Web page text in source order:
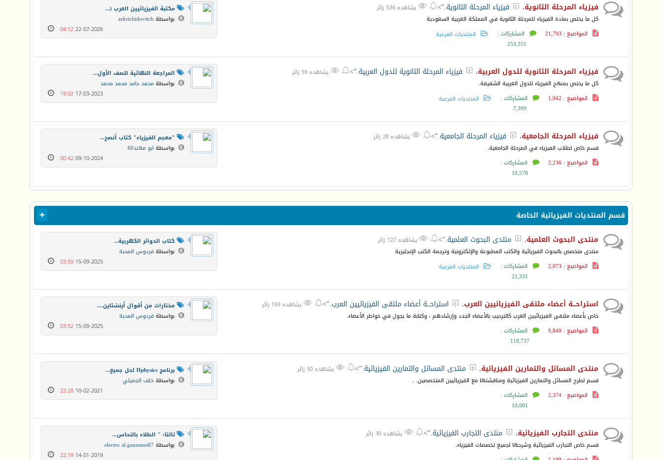
مكتبة الفيزيائيين العرب (...
بواسطةzekrichidovitch
22-07-2026
04:12
فيزياء المرحلة الثانوية.  فيزياء المرحلة الثانوية.">
 يشاهده 534 زائر
كل ما يختص بمادة الفيزياء للمرحلة الثانوية في المملكة العربية السعودية
المواضيع : 21,703
المشاركات :
253,351
المنتديات الفرعية
المراجعة النهائية للصف الأول...
بواسطةمحمد حامد محمد محمد
17-03-2023
19:02
فيزياء المرحلة الثانوية للدول العربية.  فيزياء المرحلة الثانوية للدول العربية.">
 يشاهده 59 زائر
كل ما يختص بمنهج الفيزياء للدول العربية الشقيقة.
المواضيع : 1,042
المشاركات :
7,399
المنتديات الفرعية
"معجم الفيزياء" كتاب أنصح...
بواسطة ابو مهند60
09-10-2024
00:42
فيزياء المرحلة الجامعية.  فيزياء المرحلة الجامعية.">
 يشاهده 28 زائر
قسم خاص لطلاب الفيزياء في المرحلة الجامعية.
المواضيع : 2,236
المشاركات :
10,578
قسم المنتديات الفيزيائية الخاصة
كتاب الدوائر الكهربية...
بواسطةفردوس المحبة
15-09-2025
03:59
منتدى البحوث العلمية.  منتدى البحوث العلمية.">
 يشاهده 127 زائر
منتدى متخصص بالبحوث الفيزيائية والكتب المطبوعة والإلكترونية وترجمة الكتب الإنجليزية
المواضيع : 2,073
المشاركات :
21,331
المنتديات الفرعية
مختارات من أقوال أينشتاين....
بواسطةفردوس المحبة
15-09-2025
03:52
استراحـــة أعضاء ملتقى الفيزيائيين العرب.  استراحـــة أعضاء ملتقى الفيزيائيين العرب.">
 يشاهده 193 زائر
خاص بأعضاء ملتقى الفيزيائيين العرب كالترحيب بالأعضاء الجدد وإرشادهم ، وكتابة ما يجول في خواطر الأعضاء.
المواضيع : 9,840
المشاركات :
118,737
برنامج Hphysics لحل جميع...
بواسطةخلف الجميلي
10-02-2021
22:28
منتدى المسائل والتمارين الفيزيائية.  منتدى المسائل والتمارين الفيزيائية.">
 يشاهده 50 زائر
قسم لطرح المسائل والتمارين الفيزيائية ومناقشتها مع الفيزيائيين المتخصصين. .
المواضيع : 2,374
المشاركات :
10,001
ثالثا: " الطلاء بالنحاس...
بواسطةelectro al.ganname67
14-01-2019
22:19
منتدى التجارب الفيزيائية.  منتدى التجارب الفيزيائية.">
 يشاهده 30 زائر
قسم خاص التجارب الفيزيائية وشرحها لجميع تخصصات الفيزياء.